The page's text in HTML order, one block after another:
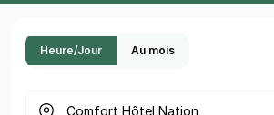
Heure/Jour Au mois
Où cherchez-vous un parking ?